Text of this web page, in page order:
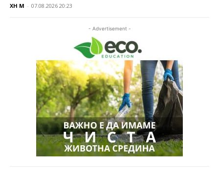
XH M - 07.08.2026 20:23
- Advertisement -